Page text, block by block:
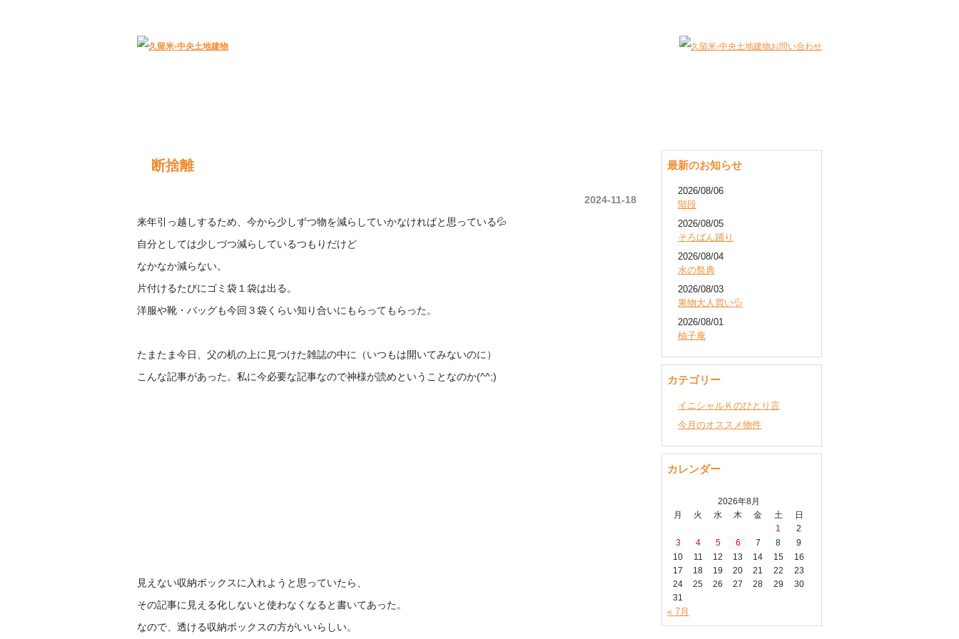
断捨離
2024-11-18
来年引っ越しするため、今から少しずつ物を減らしていかなければと思っている💦
自分としては少しづつ減らしているつもりだけど
なかなか減らない。
片付けるたびにゴミ袋１袋は出る。
洋服や靴・バッグも今回３袋くらい知り合いにもらってもらった。
たまたま今日、父の机の上に見つけた雑誌の中に（いつもは開いてみないのに）
こんな記事があった。私に今必要な記事なので神様が読めということなのか(^^;)
見えない収納ボックスに入れようと思っていたら、
その記事に見える化しないと使わなくなると書いてあった。
なので、透ける収納ボックスの方がいいらしい。
最新のお知らせ
2026/08/06
階段
2026/08/05
そろばん踊り
2026/08/04
水の祭典
2026/08/03
果物大人買い💦
2026/08/01
柚子庵
カテゴリー
イニシャルＫのひとり言
今月のオススメ物件
カレンダー
2026年8月
月
火 水 木 金 土
日
1
2
3
4 5 6 7 8
9
10
11 12 13 14 15
16
17
18 19 20 21 22
23
24
25 26 27 28 29
30
31
« 7月